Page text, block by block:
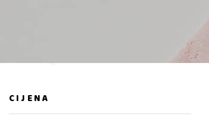
CIJENA